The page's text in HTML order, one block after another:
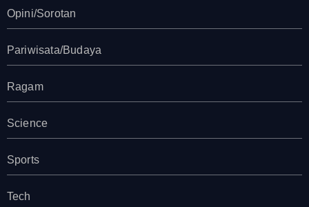
Opini/Sorotan
Pariwisata/Budaya
Ragam
Science
Sports
Tech